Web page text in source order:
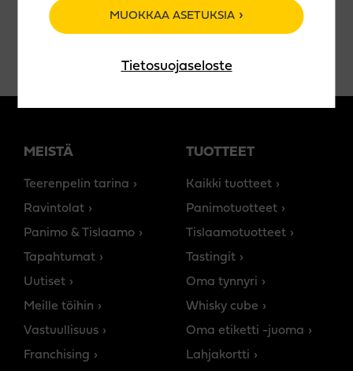
MUOKKAA ASETUKSIA
Tietosuojaseloste
OVELTA 26€
MEISTÄ
Teerenpelin tarina
Ravintolat
Panimo & Tislaamo
Tapahtumat
Uutiset
Meille töihin
Vastuullisuus
Franchising
TUOTTEET
Kaikki tuotteet
Panimotuotteet
Tislaamotuotteet
Tastingit
Oma tynnyri
Whisky cube
Oma etiketti -juoma
Lahjakortti